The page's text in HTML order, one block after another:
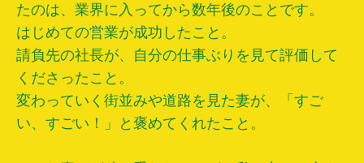
たのは、業界に入ってから数年後のことです。
はじめての営業が成功したこと。
請負先の社長が、自分の仕事ぶりを見て評価して
くださったこと。
変わっていく街並みや道路を見た妻が、「すご
い、すごい！」と褒めてくれたこと。